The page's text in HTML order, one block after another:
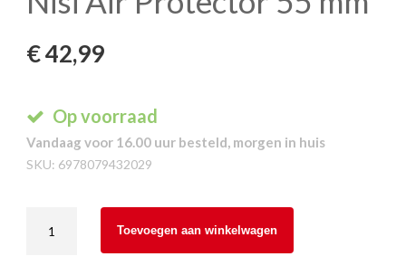
€42,99
Op voorraad
Vandaag voor 16.00 uur besteld, morgen in huis
SKU: 6978079432029
Toevoegen aan winkelwagen